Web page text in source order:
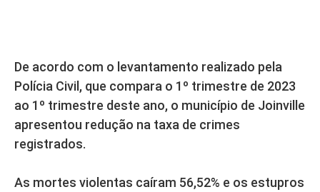
De acordo com o levantamento realizado pela
Polícia Civil, que compara o 1º trimestre de 2023
ao 1º trimestre deste ano, o município de Joinville
apresentou redução na taxa de crimes
registrados.
As mortes violentas caíram 56,52% e os estupros